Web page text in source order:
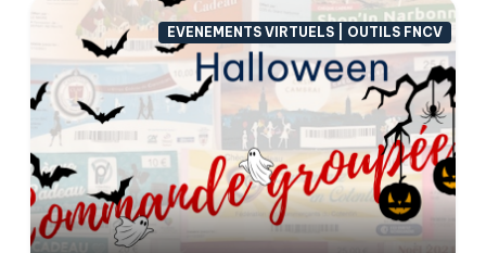
EVENEMENTS VIRTUELS | OUTILS FNCV